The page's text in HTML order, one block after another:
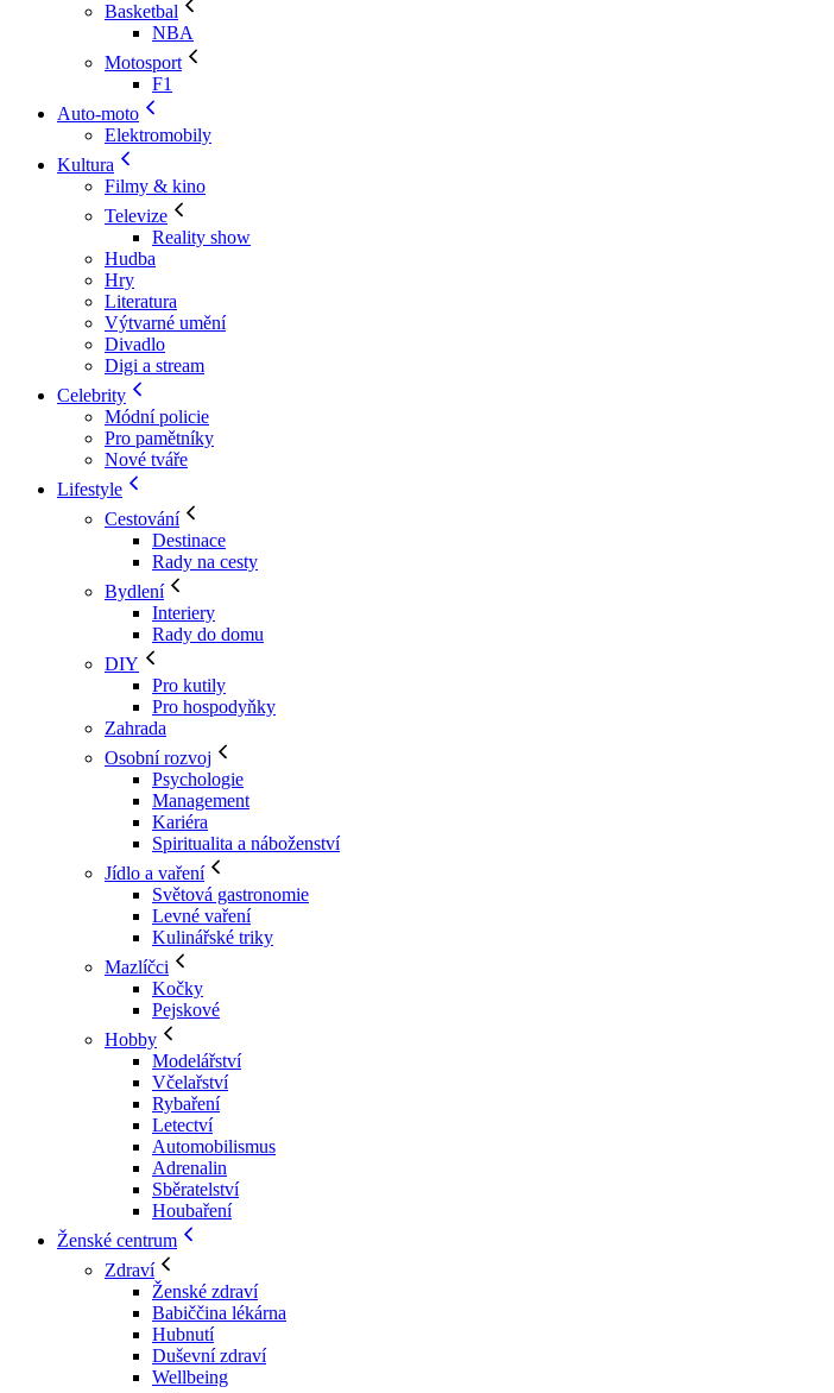
Basketbal
NBA
Motosport
F1
Auto-moto
Elektromobily
Kultura
Filmy & kino
Televize
Reality show
Hudba
Hry
Literatura
Výtvarné umění
Divadlo
Digi a stream
Celebrity
Módní policie
Pro pamětníky
Nové tváře
Lifestyle
Cestování
Destinace
Rady na cesty
Bydlení
Interiery
Rady do domu
DIY
Pro kutily
Pro hospodyňky
Zahrada
Osobní rozvoj
Psychologie
Management
Kariéra
Spiritualita a náboženství
Jídlo a vaření
Světová gastronomie
Levné vaření
Kulinářské triky
Mazlíčci
Kočky
Pejskové
Hobby
Modelářství
Včelařství
Rybaření
Letectví
Automobilismus
Adrenalin
Sběratelství
Houbaření
Ženské centrum
Zdraví
Ženské zdraví
Babiččina lékárna
Hubnutí
Duševní zdraví
Wellbeing